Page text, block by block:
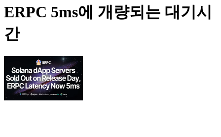
ERPC 5ms에 개량되는 대기시
간